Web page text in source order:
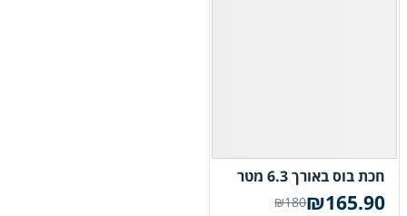
חכת בוס באורך 6.3 מטר
₪180 165.90
₪